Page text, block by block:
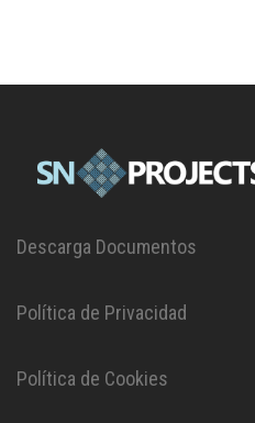
Descarga Documentos
Política de Privacidad
Política de Cookies